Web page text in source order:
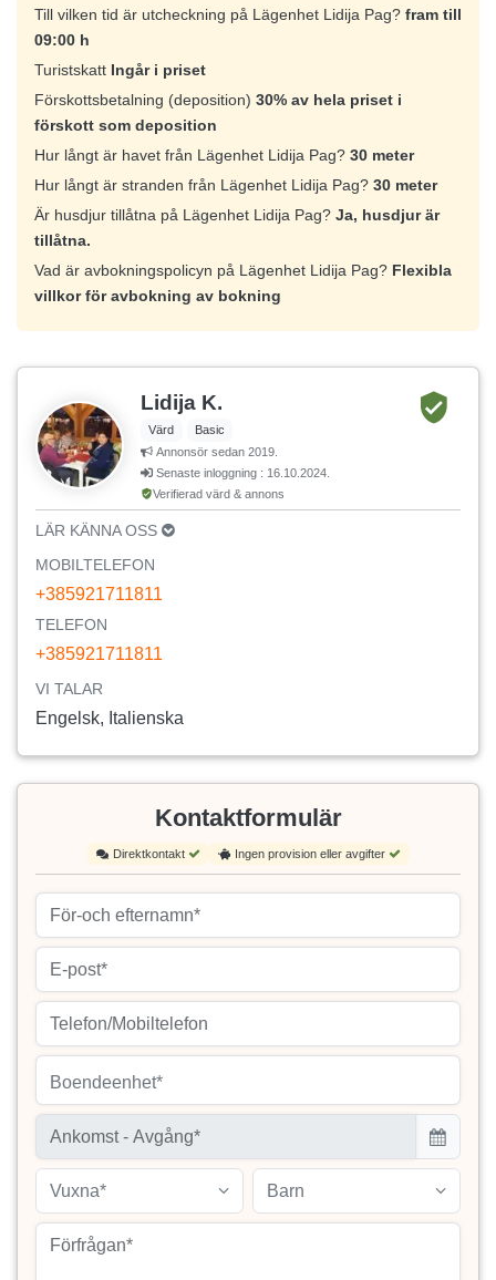
Till vilken tid är utcheckning på Lägenhet Lidija Pag? fram till
09:00 h
Turistskatt Ingår i priset
Förskottsbetalning (deposition) 30% av hela priset i
förskott som deposition
Hur långt är havet från Lägenhet Lidija Pag? 30 meter
Hur långt är stranden från Lägenhet Lidija Pag? 30 meter
Är husdjur tillåtna på Lägenhet Lidija Pag? Ja, husdjur är
tillåtna.
Vad är avbokningspolicyn på Lägenhet Lidija Pag? Flexibla
villkor för avbokning av bokning
Lidija K.
Värd
Basic
Annonsör sedan 2019.
Senaste inloggning : 16.10.2024.
Verifierad värd & annons
LÄR KÄNNA OSS
MOBILTELEFON
+385921711811
TELEFON
+385921711811
VI TALAR
Engelsk, Italienska
Kontaktformulär
Direktkontakt Ingen provision eller avgifter
Boendeenhet*
Vuxna* Barn